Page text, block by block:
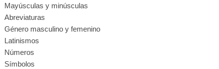
Mayúsculas y minúsculas
Abreviaturas
Género masculino y femenino
Latinismos
Números
Símbolos